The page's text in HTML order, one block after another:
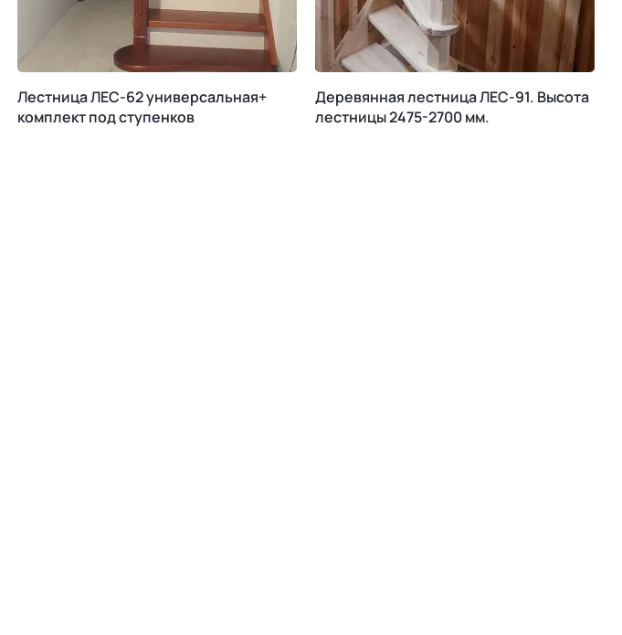
Лестница ЛЕС-62 универсальная+
комплект под ступенков
Деревянная лестница ЛЕС-91. Высота
лестницы 2475-2700 мм.